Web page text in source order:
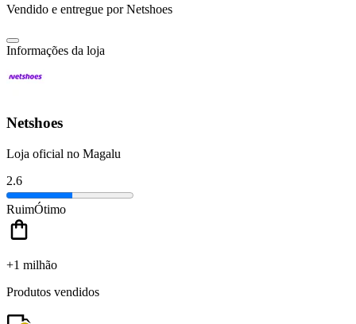
Vendido e entregue por Netshoes
Informações da loja
Netshoes
Loja oficial no Magalu
2.6
RuimÓtimo
+1 milhão
Produtos vendidos